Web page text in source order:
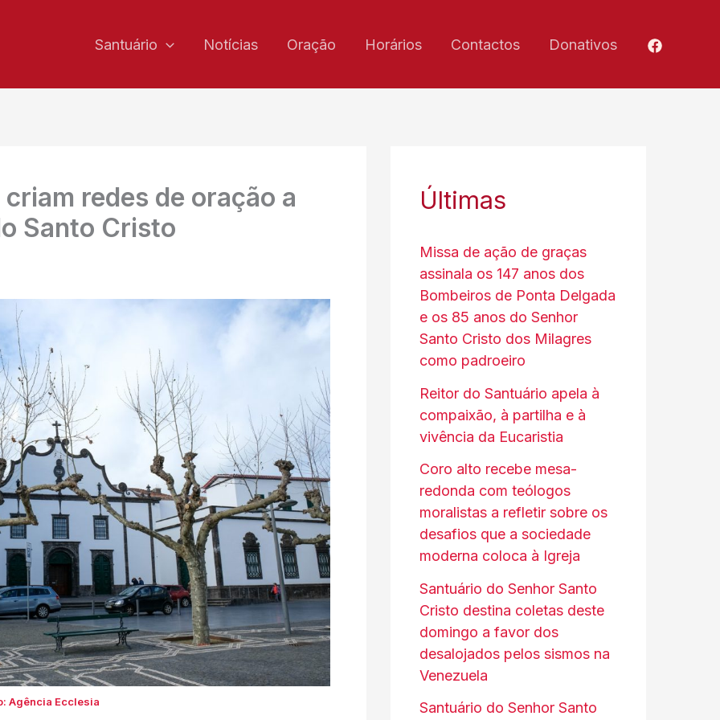
Santuário Notícias Oração Horários Contactos Donativos
redes de oração a
Santo Cristo
Agência Ecclesia
Últimas
Missa de ação de graças
assinala os 147 anos dos
Bombeiros de Ponta Delgada
e os 85 anos do Senhor
Santo Cristo dos Milagres
como padroeiro
Reitor do Santuário apela à
compaixão, à partilha e à
vivência da Eucaristia
Coro alto recebe mesa-
redonda com teólogos
moralistas a refletir sobre os
desafios que a sociedade
moderna coloca à Igreja
Santuário do Senhor Santo
Cristo destina coletas deste
domingo a favor dos
desalojados pelos sismos na
Venezuela
Santuário do Senhor Santo